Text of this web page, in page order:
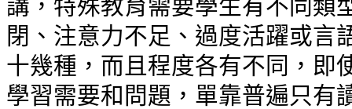
講，特殊教育需要學生有不同類
閉、注意力不足、過度活躍或言
十幾種，而且程度各有不同，即
學習需要和問題，單靠普遍只有